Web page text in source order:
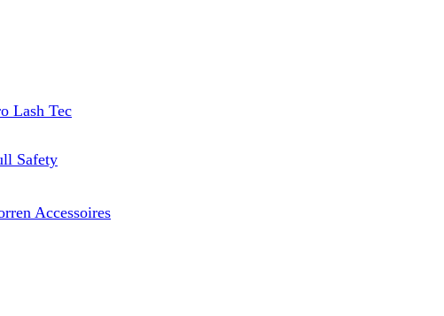
Lash Tec
Safety
Accessoires